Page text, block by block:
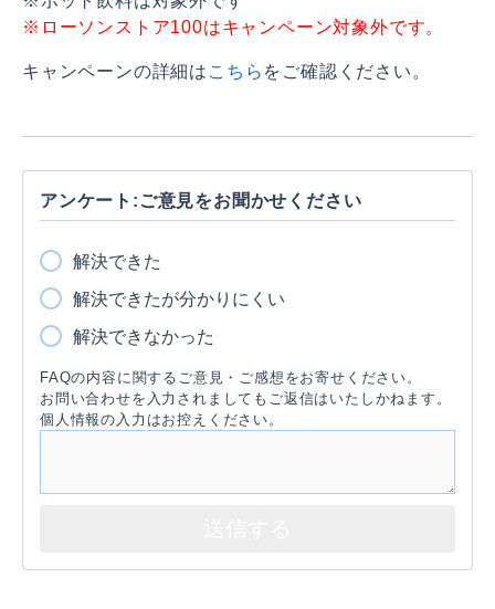
※ローソンストア100はキャンペーン対象外です。
キャンペーンの詳細は こちら をご確認ください。
アンケート:ご意見をお聞かせください
解決できた
解決できたが分かりにくい
解決できなかった
FAQの内容に関するご意見・ご感想をお寄せください。
お問い合わせを入力されましてもご返信はいたしかねます。
個人情報の入力はお控えください。